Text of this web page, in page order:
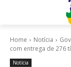
Home Notícia
com entrega de 276
Notícia